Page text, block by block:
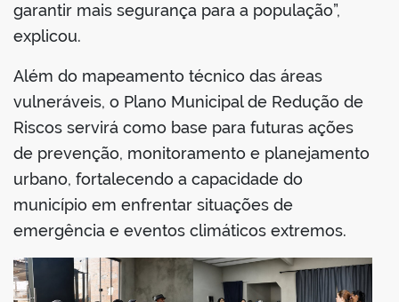
garantir mais segurança para a população”,
explicou.
Além do mapeamento técnico das áreas
vulneráveis, o Plano Municipal de Redução de
Riscos servirá como base para futuras ações
de prevenção, monitoramento e planejamento
urbano, fortalecendo a capacidade do
município em enfrentar situações de
emergência e eventos climáticos extremos.